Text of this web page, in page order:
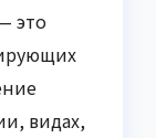
это
видах,